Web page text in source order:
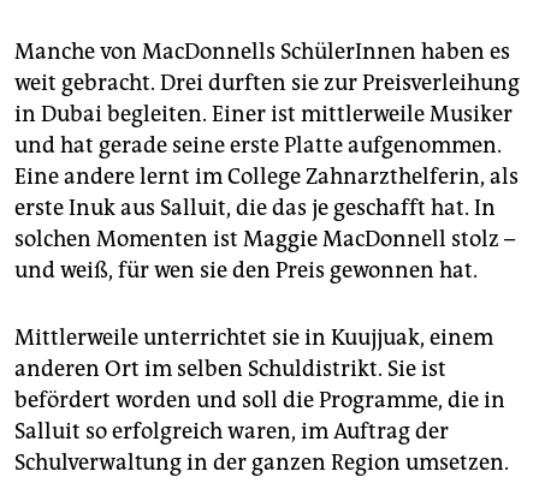
Manche von MacDonnells SchülerInnen haben es
weit gebracht. Drei durften sie zur Preisverleihung
in Dubai begleiten. Einer ist mittlerweile Musiker
und hat gerade seine erste Platte aufgenommen.
Eine andere lernt im College Zahnarzthelferin, als
erste Inuk aus Salluit, die das je geschafft hat. In
solchen Momenten ist Maggie MacDonnell stolz –
und weiß, für wen sie den Preis gewonnen hat.
Mittlerweile unterrichtet sie in Kuujjuak, einem
anderen Ort im selben Schuldistrikt. Sie ist
befördert worden und soll die Programme, die in
Salluit so erfolgreich waren, im Auftrag der
Schulverwaltung in der ganzen Region umsetzen.